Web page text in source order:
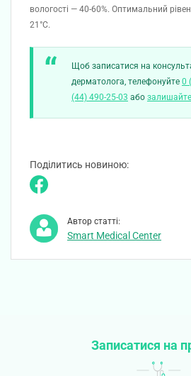
вологості — 40-60%. Оптимальний
21°C.
Щоб записатися на
дерматолога, телефонуйте 0
(44) 490-25-03 або залишайте
Поділитись новиною:
Автор статті:
Smart Medical Center
Записатися на